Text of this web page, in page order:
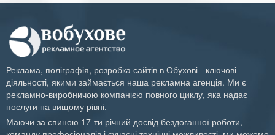
Реклама, поліграфія, розробка сайтів в Обухові - ключові
діяльності, якими займається наша рекламна агенція. Ми є
рекламно-виробничою компанією повного циклу, яка надає
послуги на вищому рівні.
Маючи за спиною 17-ти річний досвід бездоганної роботи,